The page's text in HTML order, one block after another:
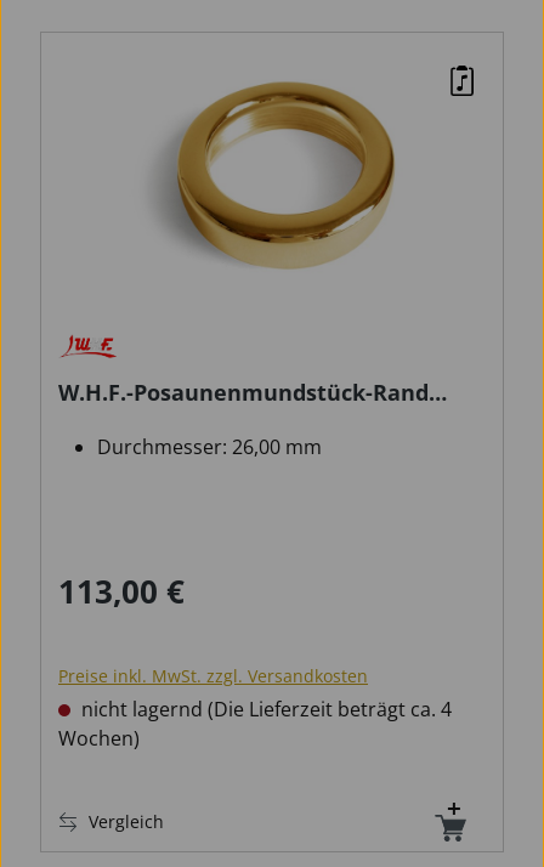
W.H.F.-Posaunenmundstück-Rand
Durchmesser: 26,00 mm
Regulärer Preis:
113,00 €
Preise inkl. MwSt. zzgl. Versandkosten
nicht lagernd (Die Lieferzeit beträgt ca. 4
Wochen)
Vergleich